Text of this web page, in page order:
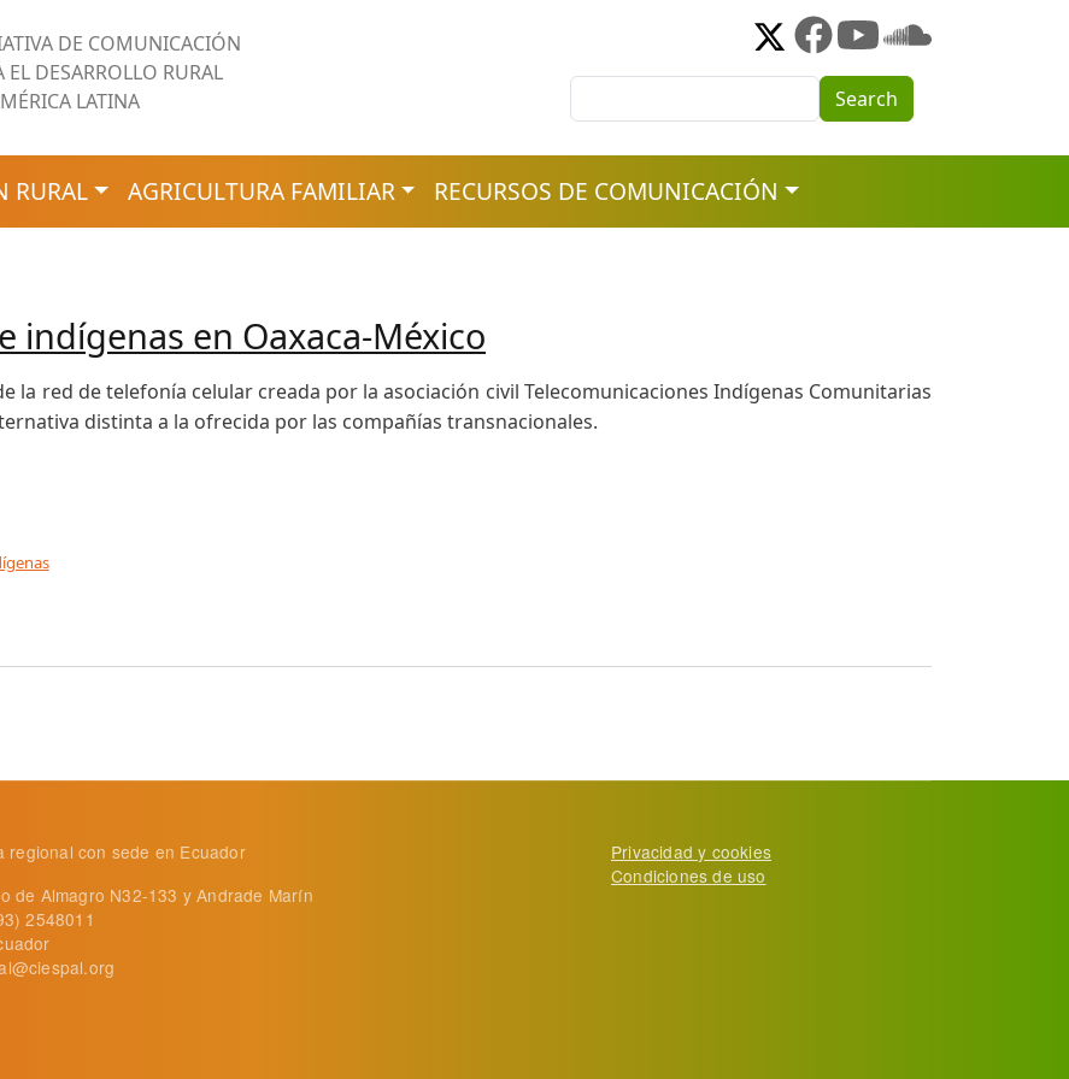
DE COMUNICACIÓN
EL DESARROLLO RURAL
LATINA
Search
RURAL AGRICULTURA FAMILIAR RECURSOS DE COMUNICACIÓN
indígenas en Oaxaca-México
la red de telefonía celular creada por la asociación civil Telecomunicaciones Indígenas Comunitarias
distinta a la ofrecida por las compañías transnacionales.
regional con sede en Ecuador
de Almagro N32-133 y Andrade Marín
2548011
Privacidad y cookies
Condiciones de uso